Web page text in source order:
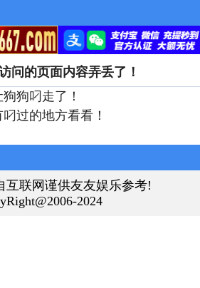
问的页面内容弄丢了！
狗叼走了！
过的地方看看！
互联网谨供友友娱乐参考!
2024